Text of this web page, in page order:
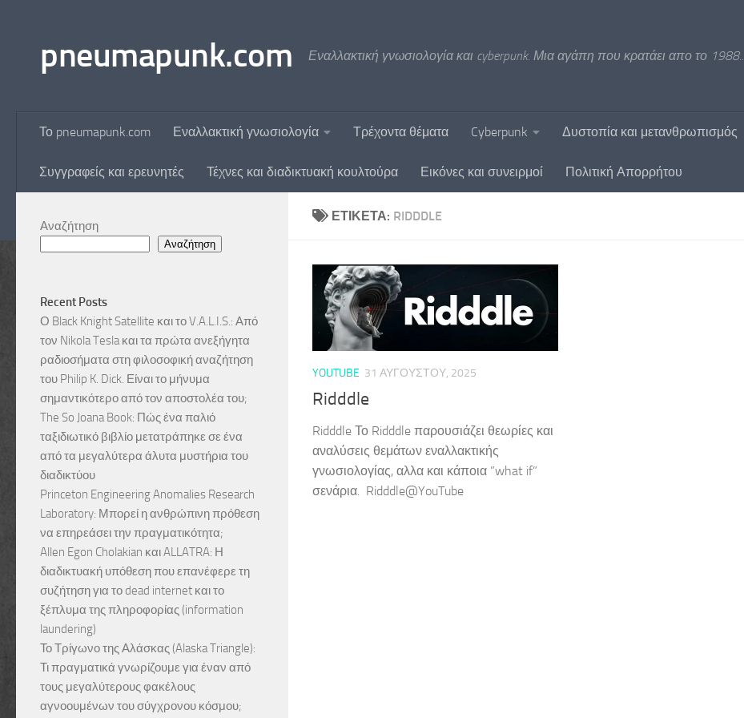
pneumapunk.com Εναλλακτική γνωσιολογία και cyberpunk. Μια αγάπη που κρατάει απο το 1988..
Το pneumapunk.com Εναλλακτική γνωσιολογία Τρέχοντα θέματα Cyberpunk Δυστοπία και μετανθρωπισμός
Συγγραφείς και ερευνητές Τέχνες και διαδικτυακή κουλτούρα Εικόνες και συνειρμοί Πολιτική Απορρήτου
ΕΤΙΚΈΤΑ: RIDDDLE
YOUTUBE 31 ΑΥΓΟΎΣΤΟΥ, 2025
Ridddle
Ridddle Το Ridddle παρουσιάζει θεωρίες και
αναλύσεις θεμάτων εναλλακτικής
γνωσιολογίας, αλλα και κάποια ”what if”
σενάρια. Ridddle@YouTube
Αναζήτηση
Αναζήτηση
Recent Posts
Ο Black Knight Satellite και το V.A.L.I.S.: Από
τον Nikola Tesla και τα πρώτα ανεξήγητα
ραδιοσήματα στη φιλοσοφική αναζήτηση
του Philip K. Dick. Είναι το μήνυμα
σημαντικότερο από τον αποστολέα του;
The So Joana Book: Πώς ένα παλιό
ταξιδιωτικό βιβλίο μετατράπηκε σε ένα
από τα μεγαλύτερα άλυτα μυστήρια του
διαδικτύου
Princeton Engineering Anomalies Research
Laboratory: Μπορεί η ανθρώπινη πρόθεση
να επηρεάσει την πραγματικότητα;
Allen Egon Cholakian και ALLATRA: Η
διαδικτυακή υπόθεση που επανέφερε τη
συζήτηση για το dead internet και το
ξέπλυμα της πληροφορίας (information
laundering)
Το Τρίγωνο της Αλάσκας (Alaska Triangle):
Τι πραγματικά γνωρίζουμε για έναν από
τους μεγαλύτερους φακέλους
αγνοουμένων του σύγχρονου κόσμου;